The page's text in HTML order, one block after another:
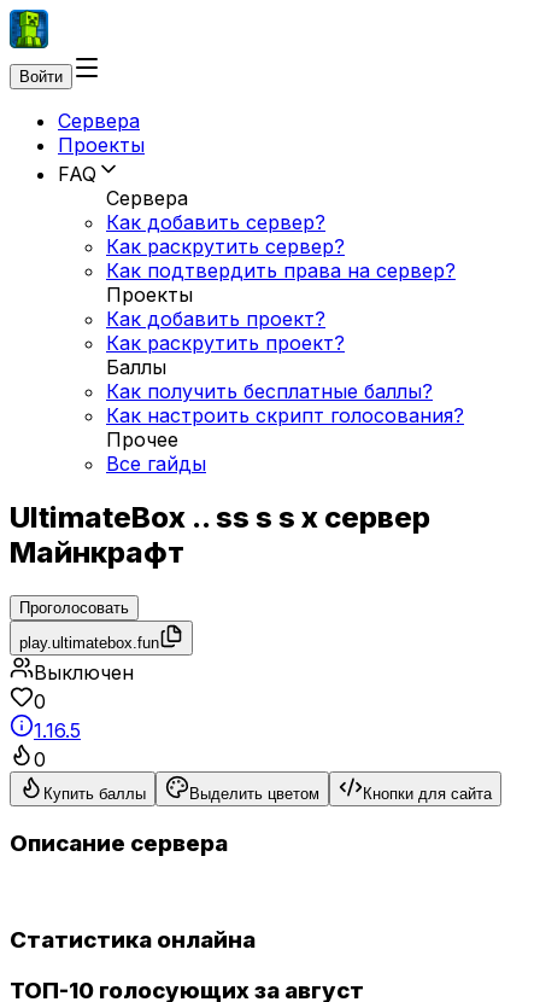
Войти
Сервера
Проекты
FAQ
Сервера
Как добавить сервер?
Как раскрутить сервер?
Как подтвердить права на сервер?
Проекты
Как добавить проект?
Как раскрутить проект?
Баллы
Как получить бесплатные баллы?
Как настроить скрипт голосования?
Прочее
Все гайды
UltimateBox .. ss s s x сервер
Майнкрафт
Проголосовать
play.ultimatebox.fun
Выключен
0
1.16.5
0
Купить баллы Выделить цветом Кнопки для сайта
Описание сервера
Статистика онлайна
ТОП-10 голосующих за август